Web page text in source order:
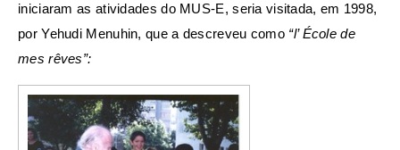
iniciaram as atividades do MUS-E, seria visitada, em 1998,
por Yehudi Menuhin, que a descreveu como “l’ École de
mes rêves”: